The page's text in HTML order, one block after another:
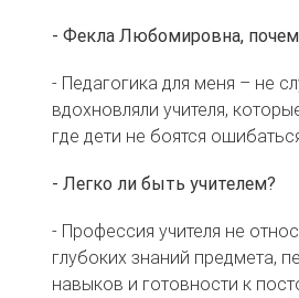
- Фекла Любомировна,
- Педагогика для меня – не
вдохновляли учителя,
где дети не боятся
- Легко ли быть учителем?
- Профессия учителя не
глубоких знаний предмета,
навыков и готовности к